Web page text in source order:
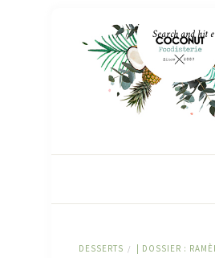
DESSERTS / | DOSSIER :